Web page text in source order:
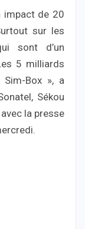
impact de 20
sur les
sont d’un
5 milliards
Box », a
Sékou
la presse